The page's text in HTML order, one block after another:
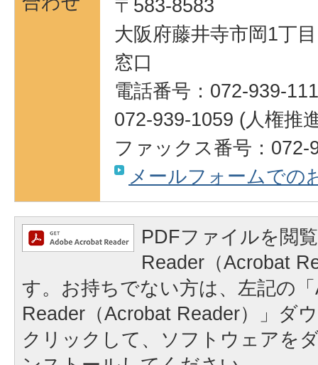
〒583-8583
大阪府藤井寺市岡1丁
窓口
電話番号：072-939-
072-939-1059 (人権推
ファックス番号：072-
メールフォームでの
PDFファイルを閲
Reader（Acrobat
す。お持ちでない方は、左記の
Reader（Acrobat Reader）」ダ
クリックして、ソフトウェアを